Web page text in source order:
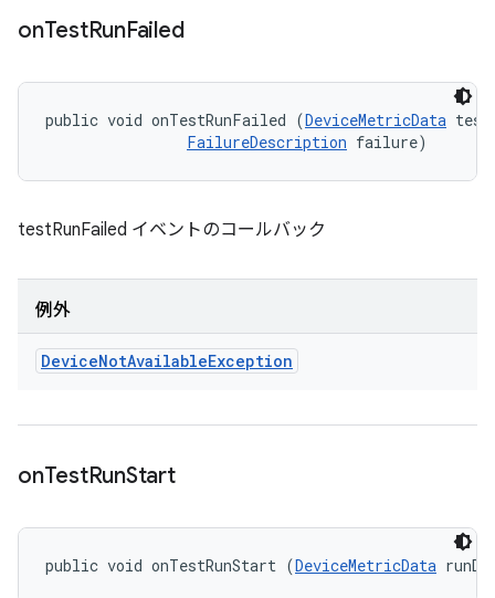
onTestRunFailed
public void onTestRunFailed (DeviceMetricData
FailureDescription failure)
testRunFailed イベントのコールバック
例外
DeviceNotAvailableException
onTestRunStart
public void onTestRunStart (DeviceMetricData